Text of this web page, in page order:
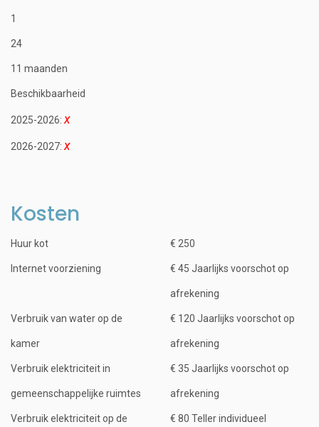
1
24
11 maanden
Beschikbaarheid
2025-2026:
2026-2027:
Kosten
Huur kot € 250
Internet voorziening € 45 Jaarlijks voorschot op
afrekening
Verbruik van water op de
kamer
€ 120 Jaarlijks voorschot op
afrekening
Verbruik elektriciteit in
gemeenschappelijke ruimtes
€ 35 Jaarlijks voorschot op
afrekening
Verbruik elektriciteit op de € 80 Teller individueel